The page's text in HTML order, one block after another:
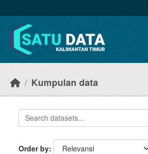
Kumpulan data
Order by